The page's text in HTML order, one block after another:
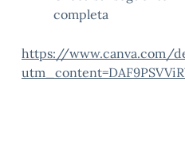
completa
https://www.canva.com/